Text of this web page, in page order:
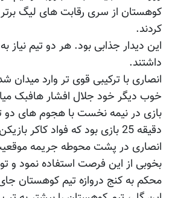
کوهستان از سری رقابت های لیگ
کردند.
این دیدار جذابی بود. هر دو تیم نیاز
داشتند.
انصاری با ترکیبی قوی تر وارد میدان
خوب دیگر خود جلال افشار هافبک
بازی در نیمه نخست با هجوم های دو
دقیقه 25 بازی بود که فواد کاکر
انصاری در پشت محوطه جریمه
بخوبی از این فرصت استفاده نمود و
محکم به کنج دروازه تیم کوهستان